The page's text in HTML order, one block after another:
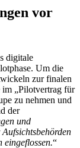
vor
digitale
Um die
zur finalen
im „Pilotvertrag für
zu nehmen und
der
und
eingeflossen.“